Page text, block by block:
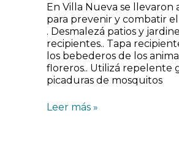
En Villa Nueva se llevaron
para prevenir y combatir
. Desmalezá patios y
recipientes.. Tapa
los bebederos de los
floreros.. Utilizá repelente
picaduras de mosquitos
Leer más »